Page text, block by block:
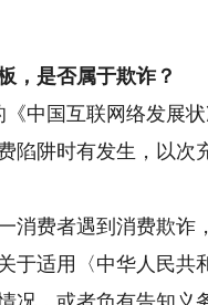
是否属于欺诈？
国互联网络发展状
陷阱时有发生，以
费者遇到消费欺诈
于适用〈中华人民